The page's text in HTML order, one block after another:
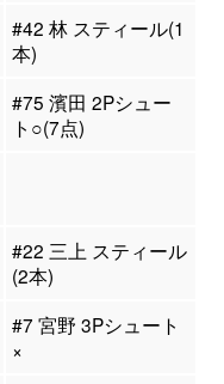
#42 林 スティール(1
本)
#75 濱田 2Pシュー
ト○(7点)
#22 三上 スティール
(2本)
#7 宮野 3Pシュート
×